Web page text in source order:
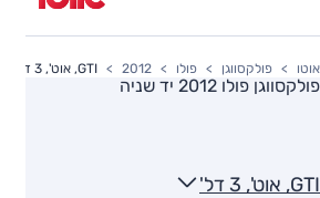
אוטו פולקסווגן פולו 2012 GTI, אוט', 3 דל'
פולקסווגן פולו 2012 יד שניה
GTI, אוט', 3 דל'